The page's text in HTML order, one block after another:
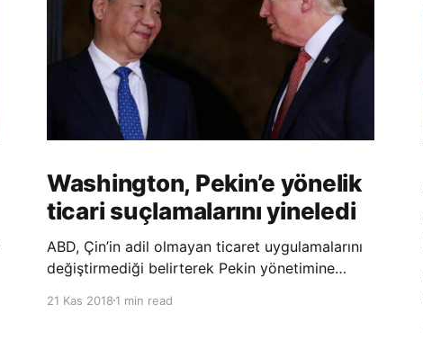
Washington, Pekin’e yönelik
ticari suçlamalarını yineledi
ABD, Çin’in adil olmayan ticaret uygulamalarını
değiştirmediği belirterek Pekin yönetimine
Temsilciliği’nin Çin’in fikri mülkiyet ve teknoloji
21 Kas 20181 min read